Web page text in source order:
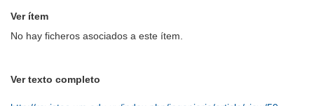
Ver ítem
No hay ficheros asociados a este ítem.
Ver texto completo